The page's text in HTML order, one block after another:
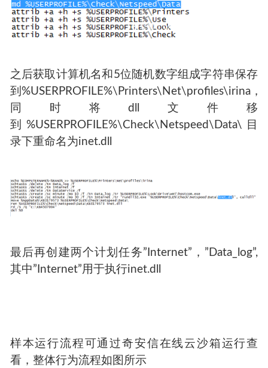
之后获取计算机名和5位随机数字组成字符串保存
到%USERPROFILE%\Printers\Net\profiles\irina，
同时将dll文件移
到%USERPROFILE%\Check\Netspeed\Data\目
录下重命名为inet.dll
最后再创建两个计划任务”Internet”，”Data_log”,
其中”Internet”用于执行inet.dll
样本运行流程可通过奇安信在线云沙箱运行查
看，整体行为流程如图所示